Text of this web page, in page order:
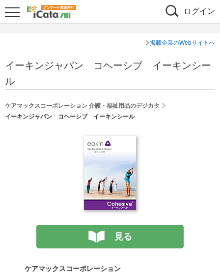
ログイン
掲載企業のWebサイトへ
イーキンジャパン コヘーシブ イーキンシー
ル
ケアマックスコーポレーション 介護・福祉用品のデジカタ
イーキンジャパン コヘーシブ イーキンシール
見る
ケアマックスコーポレーション